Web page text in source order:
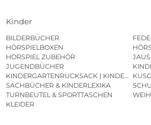
Kinder
BILDERBÜCHER
HÖRSPIELBOXEN
HÖRSPIEL ZUBEHÖR
JUGENDBÜCHER
KINDERGARTENRUCKSACK |
SACHBÜCHER & KINDERLEXIKA
TURNBEUTEL & SPORTTASCHEN
KLEIDER